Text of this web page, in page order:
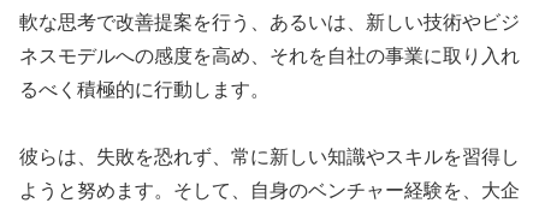
軟な思考で改善提案を行う、あるいは、新しい技術やビジ
ネスモデルへの感度を高め、それを自社の事業に取り入れ
るべく積極的に行動します。
彼らは、失敗を恐れず、常に新しい知識やスキルを習得し
ようと努めます。そして、自身のベンチャー経験を、大企